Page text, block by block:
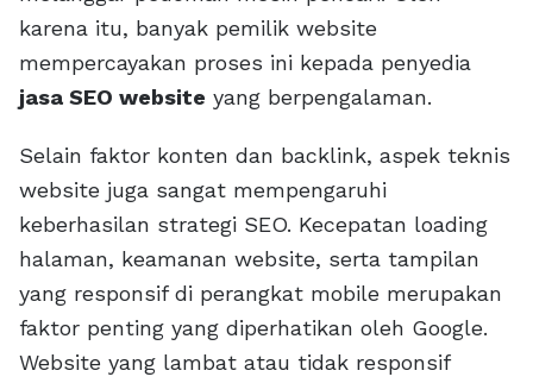
karena itu, banyak pemilik website
mempercayakan proses ini kepada penyedia
jasa SEO website yang berpengalaman.
Selain faktor konten dan backlink, aspek teknis
website juga sangat mempengaruhi
keberhasilan strategi SEO. Kecepatan loading
halaman, keamanan website, serta tampilan
yang responsif di perangkat mobile merupakan
faktor penting yang diperhatikan oleh Google.
Website yang lambat atau tidak responsif